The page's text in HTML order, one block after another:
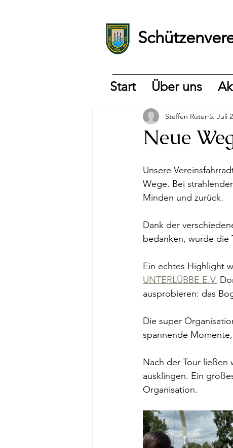
Start Über uns
Neue
Steffen Rüter 5. Juli
Unsere
Wege. Bei
Minden und zurück.
Dank der
bedanken, wurde die
Ein echtes Highlight
UNTERLÜBBE E.V.
ausprobieren: das
Die super
spannende
Nach der Tour ließen
ausklingen. Ein
Organisation.